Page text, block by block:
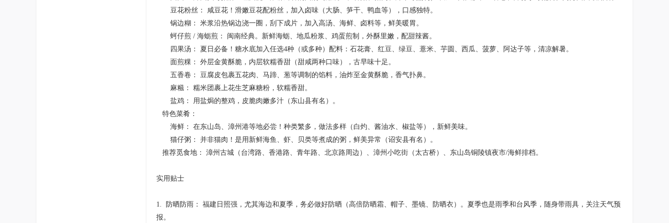
豆花粉丝： 咸豆花！滑嫩豆花配粉丝，加入卤味（大肠、笋干、鸭血等），口感独特。
锅边糊： 米浆沿热锅边浇一圈，刮下成片，加入高汤、海鲜、卤料等，鲜美暖胃。
蚵仔煎 / 海蛎煎： 闽南经典。新鲜海蛎、地瓜粉浆、鸡蛋煎制，外酥里嫩，配甜辣酱。
四果汤： 夏日必备！糖水底加入任选4种（或多种）配料：石花膏、红豆、绿豆、薏米、芋圆、西瓜、菠萝、阿达子等，清凉解暑。
面煎粿： 外层金黄酥脆，内层软糯香甜（甜咸两种口味），古早味十足。
五香卷： 豆腐皮包裹五花肉、马蹄、葱等调制的馅料，油炸至金黄酥脆，香气扑鼻。
麻糍： 糯米团裹上花生芝麻糖粉，软糯香甜。
盐鸡： 用盐焗的整鸡，皮脆肉嫩多汁（东山县有名）。
特色菜肴：
海鲜： 在东山岛、漳州港等地必尝！种类繁多，做法多样（白灼、酱油水、椒盐等），新鲜美味。
猫仔粥： 并非猫肉！是用新鲜海鱼、虾、贝类等煮成的粥，鲜美异常（诏安县有名）。
推荐觅食地： 漳州古城（台湾路、香港路、青年路、北京路周边）、漳州小吃街（太古桥）、东山岛铜陵镇夜市/海鲜排档。
实用贴士
1. 防晒防雨： 福建日照强，尤其海边和夏季，务必做好防晒（高倍防晒霜、帽子、墨镜、防晒衣）。夏季也是雨季和台风季，随身带雨具，关注天气预
报。